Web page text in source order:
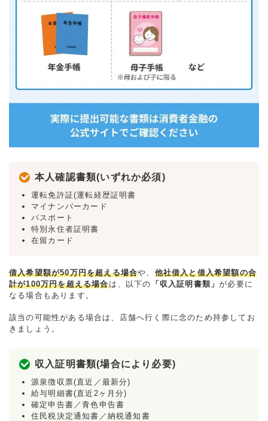
本人確認書類(いずれか必須)
運転免許証(運転経歴証明書
マイナンバーカード
パスポート
特別永住者証明書
在留カード
借入希望額が50万円を超える場合や、 他社借入と借入希望額の合
計が100万円を超える場合は、以下の 「収入証明書類」が必要に
なる場合もあります。
該当の可能性がある場合は、店舗へ行く際に念のため持参してお
きましょう。
収入証明書類(場合により必要)
源泉徴収票(直近／最新分)
給与明細書(直近2ヶ月分)
確定申告書／青色申告書
住民税決定通知書／納税通知書